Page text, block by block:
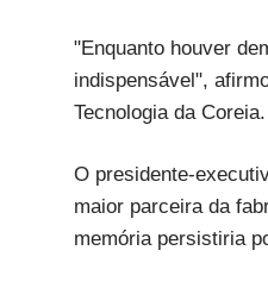
"Enquanto houver
indispensável",
Tecnologia da Coreia.
O presidente-
maior parceira da
memória persistiria